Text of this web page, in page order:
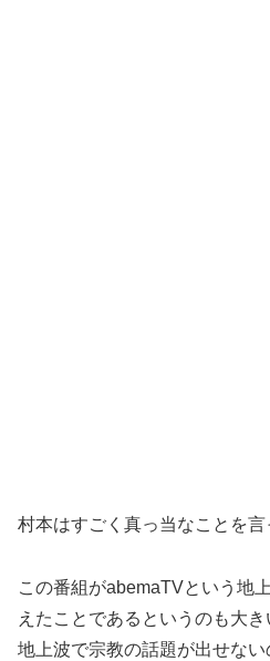
村本はすごく真っ当なことを言
この番組がabemaTVという地
えたことであるというのも大
地上波で宗教の話題が出せな